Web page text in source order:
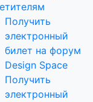
Получить
электронный
билет на форум
Design Space
Получить
электронный